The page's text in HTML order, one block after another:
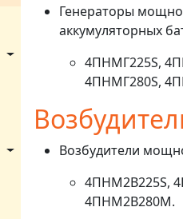
Генераторы
аккумуляторных
4ПНМГ225S,
4ПНМГ280S,
Возбудители
4ПНМ2В225S,
4ПНМ2В280M.